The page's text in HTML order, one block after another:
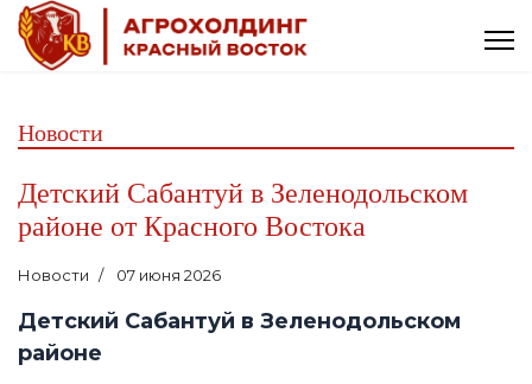
Новости
Детский Сабантуй в Зеленодольском
районе от Красного Востока
Новости 07 июня 2026
Детский Сабантуй в Зеленодольском
районе